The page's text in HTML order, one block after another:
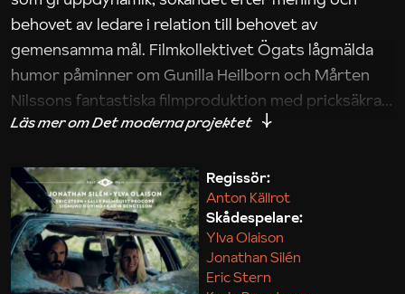
behovet av ledare i relation till behovet av
gemensamma mål. Filmkollektivet Ögats lågmälda
humor påminner om Gunilla Heilborn och Mårten
Nilssons fantastiska filmproduktion med pricksäkra
iakttagelser om hur svårt det kan vara att omsätta
Maja Kekonius
Regissör:
Anton Källrot
Skådespelare:
Ylva Olaison
Jonathan Silén
Eric Stern